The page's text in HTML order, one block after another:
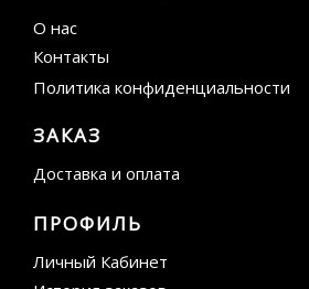
О нас
Контакты
Политика конфиденциальности
ЗАКАЗ
Доставка и оплата
ПРОФИЛЬ
Личный Кабинет